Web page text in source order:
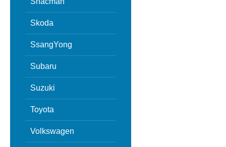
Skoda
SsangYong
Subaru
Suzuki
Toyota
Volkswagen